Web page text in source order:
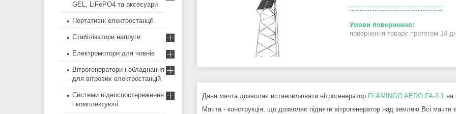
повернення товару протягом 14
Дана мачта дозволяє встановлювати вітрогенератор FLAMINGO AERO FA-3.1 на
Мачта - конструкція, що дозволяє підняти вітрогенератор над землею.Всі
GEL, LiFePO4 та аксесуари
Портативні електростанції
Стабілізатори напруги
Електромотори для човнів
Вітрогенератори і обладнання
для вітрових електростанцій
Системи відеоспостереження
і комплектуючі